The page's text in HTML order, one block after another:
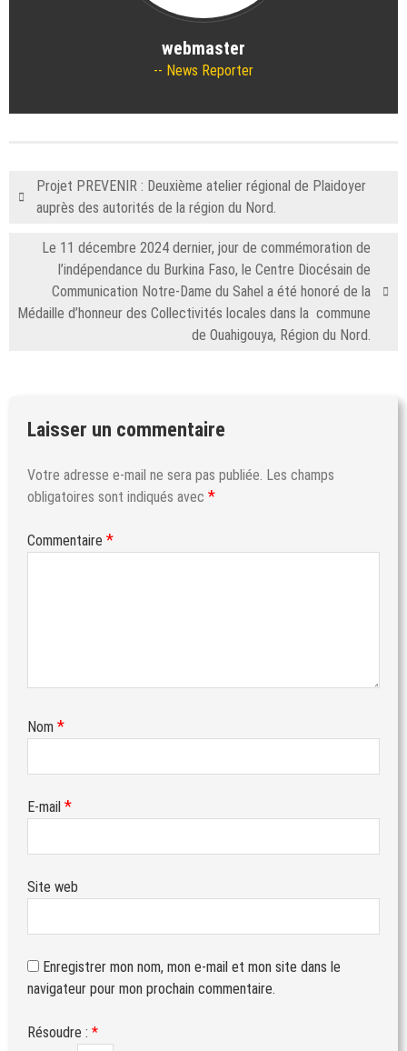
webmaster
News Reporter
Projet PREVENIR : Deuxième atelier régional de Plaidoyer
auprès des autorités de la région du Nord.
Le 11 décembre 2024 dernier, jour de commémoration de
l’indépendance du Burkina Faso, le Centre Diocésain de
Communication Notre-Dame du Sahel a été honoré de la
Médaille d’honneur des Collectivités locales dans la commune
de Ouahigouya, Région du Nord.
Laisser un commentaire
Votre adresse e-mail ne sera pas publiée. Les champs
obligatoires sont indiqués avec *
Commentaire *
Nom *
E-mail *
Site web
Enregistrer mon nom, mon e-mail et mon site dans le
navigateur pour mon prochain commentaire.
Résoudre : *